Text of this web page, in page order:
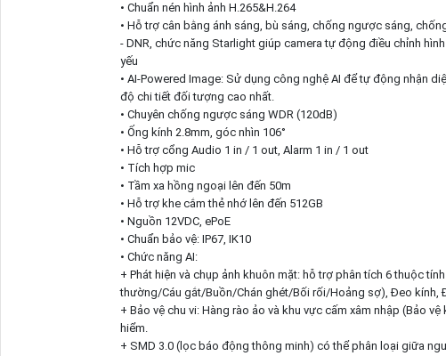
• Chuẩn nén hình ảnh H.265&H.264
• Hỗ trợ cân bằng ánh sáng, bù sáng, chống ngược sáng,
- DNR, chức năng Starlight giúp camera tự động điều chỉnh
yếu
• AI-Powered Image: Sử dụng công nghệ AI để tự động nhận
độ chi tiết đối tượng cao nhất.
• Chuyên chống ngược sáng WDR (120dB)
• Ống kính 2.8mm, góc nhìn 106°
• Hỗ trợ cổng Audio 1 in / 1 out, Alarm 1 in / 1 out
• Tích hợp mic
• Tầm xa hồng ngoại lên đến 50m
• Hỗ trợ khe cắm thẻ nhớ lên đến 512GB
• Nguồn 12VDC, ePoE
• Chuẩn bảo vệ: IP67, IK10
• Chức năng AI:
+ Phát hiện và chụp ảnh khuôn mặt: hỗ trợ phân tích 6 thuộc
thường/Cáu gắt/Buồn/Chán ghét/Bối rối/Hoảng sợ), Đeo kính,
+ Bảo vệ chu vi: Hàng rào ảo và khu vực cấm xâm nhập (Bảo
hiểm.
+ SMD 3.0 (lọc báo động thông minh) có thể phân loại giữa